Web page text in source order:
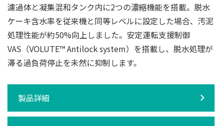
濾過体と凝集混和タンク内に2つの濃縮機能を搭載。脱水
ケーキ含水率を従来機と同等レベルに設定した場合、汚泥
処理性能が約50%向上しました。安定運転支援制御
VAS（VOLUTE™ Antilock system）を搭載し、脱水処理が
滞る過負荷停止を未然に抑制します。
製品詳細